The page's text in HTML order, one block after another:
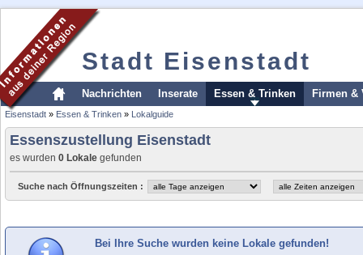
Stadt Eisenstadt
Nachrichten Inserate Essen & Trinken Firmen &
Eisenstadt » Essen & Trinken » Lokalguide
Essenszustellung Eisenstadt
es wurden 0 Lokale gefunden
Suche nach Öffnungszeiten :
Bei Ihre Suche wurden keine Lokale gefunden!